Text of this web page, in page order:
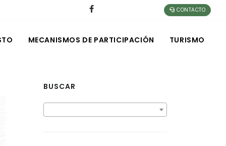
CONTACTO
MECANISMOS DE PARTICIPACIÓN TURISMO
BUSCAR